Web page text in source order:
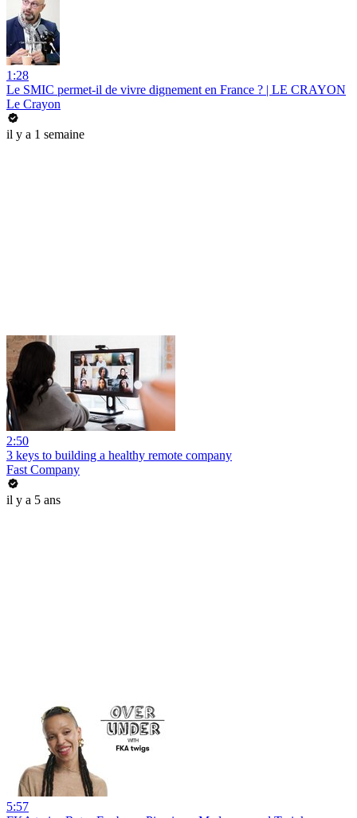
1:28
Le SMIC permet-il de vivre dignement en France ? | LE CRAYON
Le Crayon
il y a 1 semaine
2:50
3 keys to building a healthy remote company
Fast Company
il y a 5 ans
5:57